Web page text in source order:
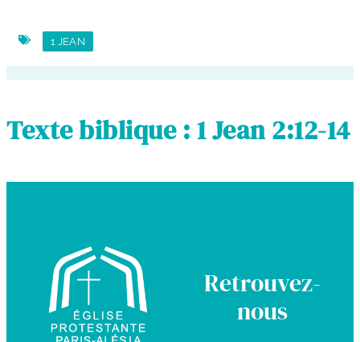
1 JEAN
Texte biblique : 1 Jean 2:12-14
Retrouvez-
nous